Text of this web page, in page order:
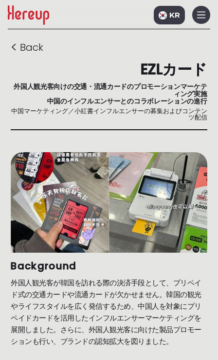
KR
< Back
EZLカード
外国人観光客向けの交通・流通カードのプロモーションマーケテ
ィング実施
中国のインフルエンサーとのコラボレーションの進行
中国マーケティング／小紅書インフルエンサーの募集およびコンテン
ツ配信
Background
外国人観光客が韓国を訪れる際の決済手段として、プリペイ
ド式の交通カードや流通カードが欠かせません。韓国の観光
やライフスタイルを広く発信するため、中国人を対象にプリ
ペイドカードを活用したインフルエンサーマーケティングを
展開しました。さらに、外国人観光客に向けた製品プロモー
ションも行い、ブランドの認知拡大を図りました。